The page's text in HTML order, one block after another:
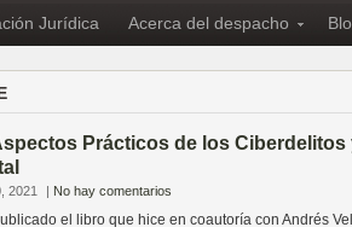
Jurídica Acerca del despacho
Prácticos de los Ciberdelitos
2021 | No hay comentarios
el libro que hice en coautoría con Andrés